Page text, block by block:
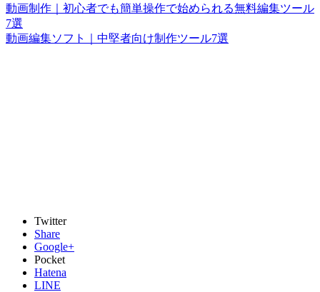
動画制作｜初心者でも簡単操作で始められる無料編集ツール
7選
動画編集ソフト｜中堅者向け制作ツール7選
Twitter
Share
Google+
Pocket
Hatena
LINE